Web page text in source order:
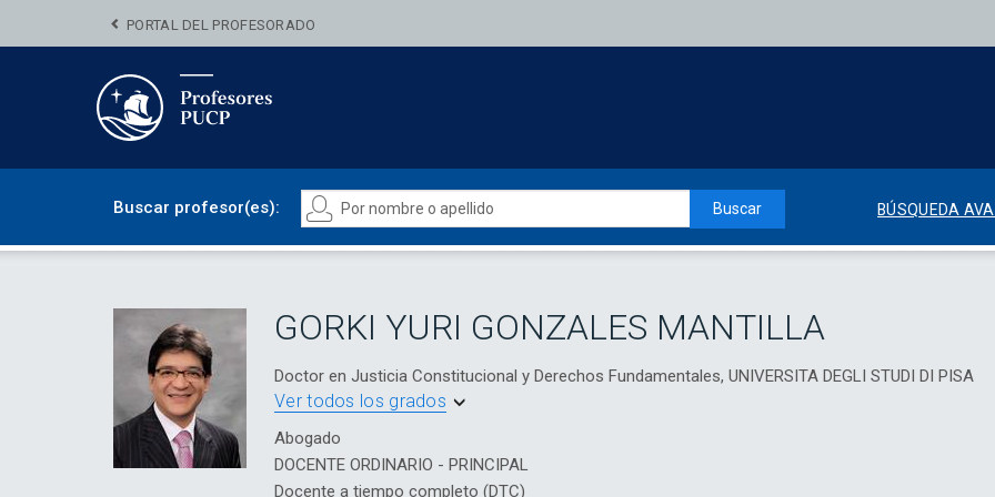
PORTAL DEL PROFESORADO
Buscar profesor(es): Buscar BÚSQUEDA
GORKI YURI GONZALES MANTILLA
Doctor en Justicia Constitucional y Derechos Fundamentales, UNIVERSITA DEGLI STUDI DI PISA
Ver todos los grados
Abogado
DOCENTE ORDINARIO - PRINCIPAL
Docente a tiempo completo (DTC)